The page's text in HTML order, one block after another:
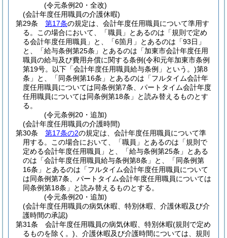
(令元条例20・全改)
(会計年度任用職員の介護休暇)
第29条
第17条の規定は、会計年度任用職員について準用す
る。
この場合において、「職員」とあるのは「規則で定め
る会計年度任用職員」と、「6箇月」とあるのは「93日」
と、「給与条例第25条」とあるのは「加東市会計年度任用
職員の給与及び費用弁償に関する条例(令和元年加東市条例
第19号。以下「会計年度任用職員給与条例」という。)第8
条」と、「同条例第16条」とあるのは「フルタイム会計年
度任用職員については同条例第7条、パートタイム会計年度
任用職員については同条例第18条」と読み替えるものとす
る。
(令元条例20・追加)
(会計年度任用職員の介護時間)
第30条
第17条の2の規定は、会計年度任用職員について準
用する。
この場合において、「職員」とあるのは「規則で
定める会計年度任用職員」と、「給与条例第25条」とある
のは「会計年度任用職員給与条例第8条」と、「同条例第
16条」とあるのは「フルタイム会計年度任用職員について
は同条例第7条、パートタイム会計年度任用職員については
同条例第18条」と読み替えるものとする。
(令元条例20・追加)
(会計年度任用職員の病気休暇、特別休暇、介護休暇及び介
護時間の承認)
第31条
会計年度任用職員の病気休暇、特別休暇(規則で定め
るものを除く。) 、介護休暇及び介護時間については、規則